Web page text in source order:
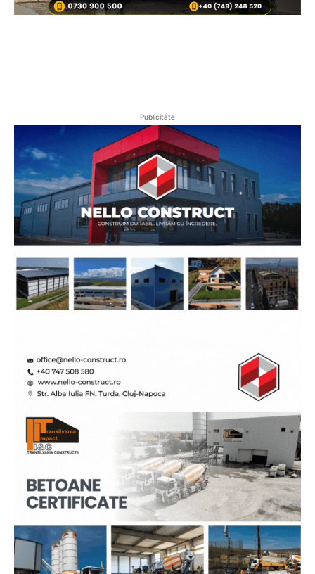
Publicitate